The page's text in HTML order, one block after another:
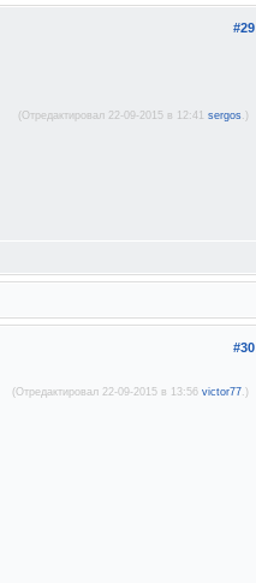
#29
(Отредактировал 22-09-2015 в 12:41 sergos.)
#30
(Отредактировал 22-09-2015 в 13:56 victor77.)